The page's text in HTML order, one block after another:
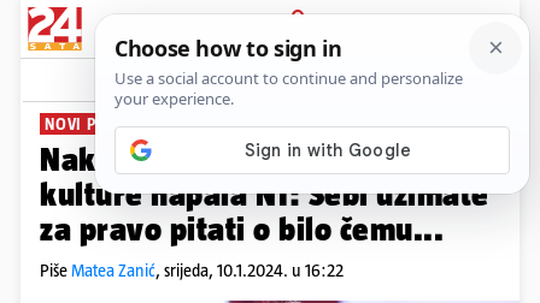
PRIJAVA
News Komentari
NOVI PRITISAK
Nakon premijera i ministrica
kulture napala N1: Sebi uzimate
za pravo pitati o bilo čemu...
PišeMatea Zanić, srijeda, 10.1.2024. u 16:22